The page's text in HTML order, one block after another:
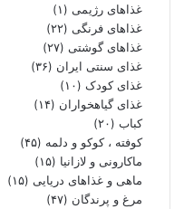
غذاهای رژیمی (۱)
غذاهای فرنگی (۲۲)
غذاهای گوشتی (۲۷)
غذای سنتی ایران (۳۶)
غذای کودک (۱۰)
غذای گیاهخواران (۱۴)
کباب (۲۰)
کوفته ، کوکو و دلمه (۴۵)
ماکارونی و لازانیا (۱۵)
ماهی و غذاهای دریایی (۱۵)
مرغ و پرندگان (۴۷)